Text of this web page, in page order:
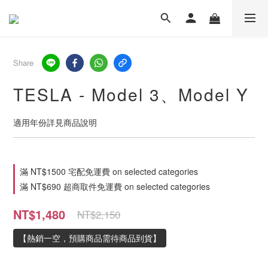
Share
TESLA - Model 3、Model Y
適用年份詳見商品說明
滿 NT$1500 宅配免運費 on selected categories
滿 NT$690 超商取件免運費 on selected categories
NT$1,480 NT$2,150
【熱銷一空，預購商品需待商品到貨】